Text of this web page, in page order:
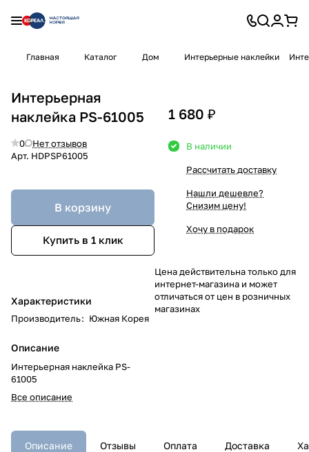
Главная Каталог Дом Интерьерные наклейки
Интерьерная
наклейка PS-61005
0
Нет отзывов
Арт. HDPSP61005
В корзину
Купить в 1 клик
Характеристики
Производитель: Южная Корея
Описание
Интерьерная наклейка PS-
61005
Все описание
1 680 ₽
В наличии
Рассчитать доставку
Нашли дешевле?
Снизим цену!
Хочу в подарок
Цена действительна только для
интернет-магазина и может
отличаться от цен в розничных
магазинах
Описание Отзывы Оплата Доставка